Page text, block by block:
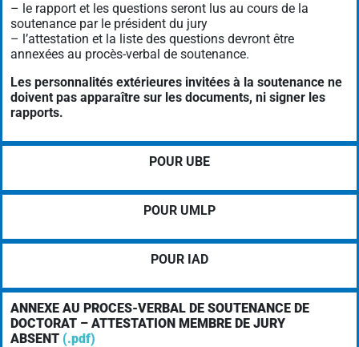
– le rapport et les questions seront lus au cours de la
soutenance par le président du jury
– l’attestation et la liste des questions devront être
annexées au procès-verbal de soutenance.
Les personnalités extérieures invitées à la soutenance ne
doivent pas apparaître sur les documents, ni signer les
rapports.
POUR UBE
POUR UMLP
POUR IAD
ANNEXE AU PROCES-VERBAL DE SOUTENANCE DE
DOCTORAT – ATTESTATION MEMBRE DE JURY
ABSENT (.pdf)